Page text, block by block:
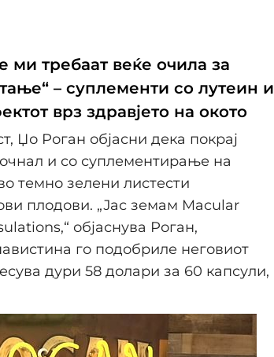
ми требаат веќе очила за
– суплементи со лутеин и
врз здравјето на окото
Џо Роган објасни дека покрај
и со суплементирање на
темно зелени листести
плодови. „Јас земам Macular
објаснува Роган,
го подобриле неговиот
дури 58 долари за 60 капсули,